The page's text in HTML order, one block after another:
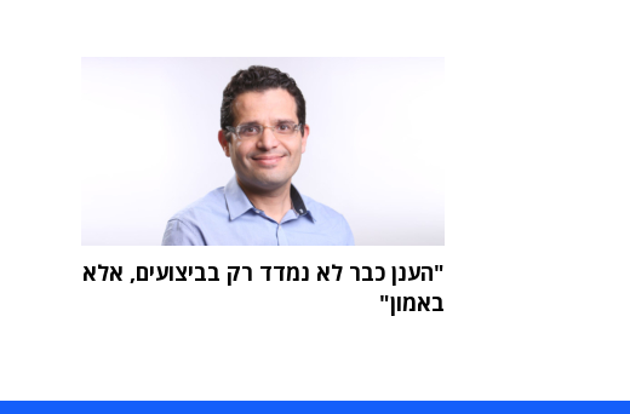
"הענן כבר לא נמדד רק בביצועים, אלא
באמון"